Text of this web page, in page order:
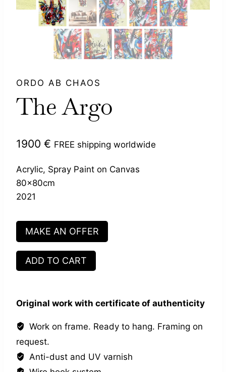
ORDO AB CHAOS
The Argo
1900 € FREE shipping worldwide
Acrylic, Spray Paint on Canvas
80x80cm
2021
MAKE AN OFFER
The
Argo
ADD TO CART
Original work with certificate of authenticity
Work on frame. Ready to hang. Framing on
request.
Anti-dust and UV varnish